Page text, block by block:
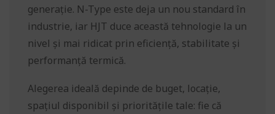
generație. N-Type este deja un nou standard în
industrie, iar HJT duce această tehnologie la un
nivel și mai ridicat prin eficiență, stabilitate și
performanță termică.
Alegerea ideală depinde de buget, locație,
spațiul disponibil și prioritățile tale: fie că